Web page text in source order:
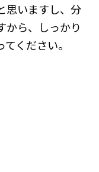
思いますし、分
から、しっかり
ください。